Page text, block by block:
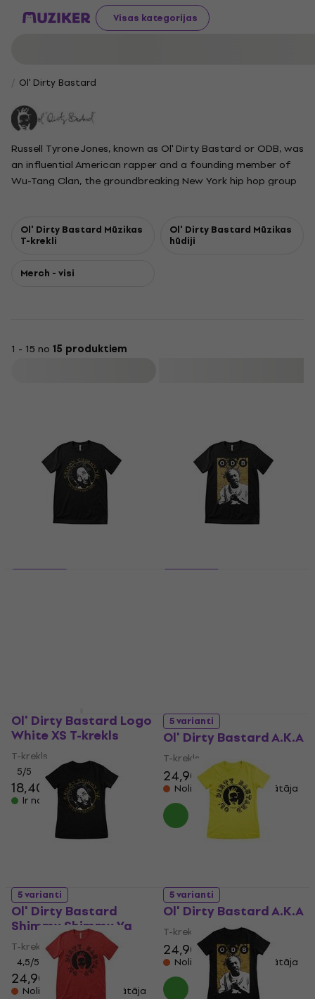
Visas kategorijas
Ol' Dirty Bastard
Russell Tyrone Jones, known as Ol' Dirty Bastard or ODB, was
an influential American rapper and a founding member of
Wu-Tang Clan, the groundbreaking New York hip hop group
became known for his wild, unique style that blended
unpredictable lyrics and an unconventional vocal delivery.
overshadowed by legal issues and periods of incarceration.
Ol' Dirty Bastard Mūzikas
T-krekli
Ol' Dirty Bastard Mūzikas
hūdiji
Merch - visi
1 - 15 no 15 produktiem
Ol' Dirty Bastard Logo
White XS T-krekls
T-krekls
5/5
18,40 €
Ir noliktavā
5 varianti
Ol' Dirty Bastard A.K.A
T-krekls
24,90 €
Noliktavā pie piegādātāja
5 varianti
Ol' Dirty Bastard
Shimmy Shimmy Ya
T-krekls
4,5/5
24,90 €
Noliktavā pie piegādātāja
5 varianti
Ol' Dirty Bastard A.K.A
T-krekls
24,90 €
Noliktavā pie piegādātāja